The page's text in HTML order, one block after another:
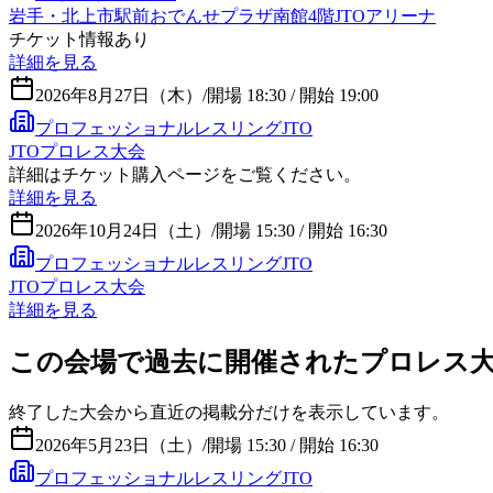
岩手・北上市駅前おでんせプラザ南館4階JTOアリーナ
チケット情報あり
詳細を見る
2026年8月27日（木） /開場 18:30 / 開始 19:00
プロフェッショナルレスリングJTO
JTOプロレス大会
詳細はチケット購入ページをご覧ください。
詳細を見る
2026年10月24日（土） /開場 15:30 / 開始 16:30
プロフェッショナルレスリングJTO
JTOプロレス大会
詳細を見る
この会場で過去に開催されたプロレス
終了した大会から直近の掲載分だけを表示しています。
2026年5月23日（土） /開場 15:30 / 開始 16:30
プロフェッショナルレスリングJTO